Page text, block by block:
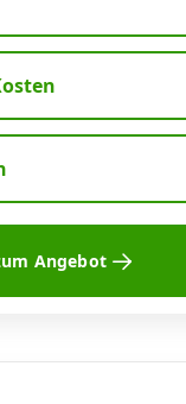
Angebot